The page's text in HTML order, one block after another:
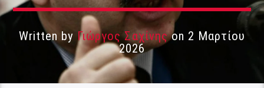
Written by Γιώργος Σαχίνηςon 2 Μαρτίου
2026